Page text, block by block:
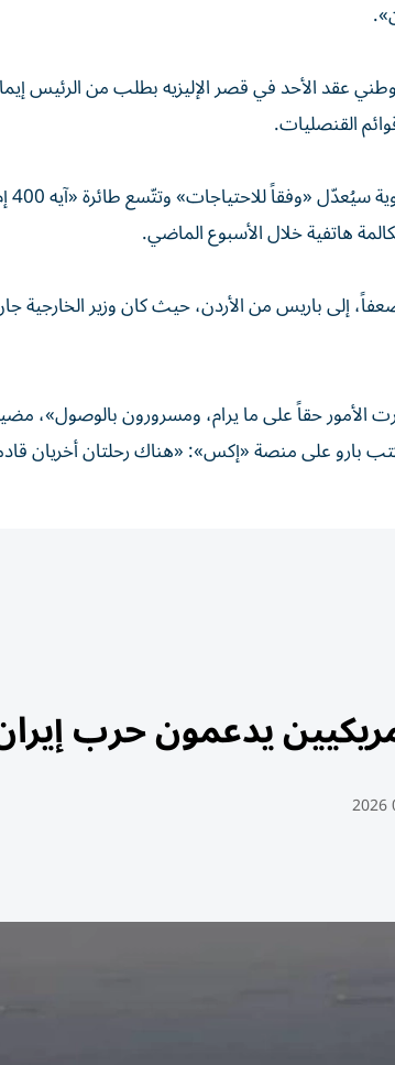
عقد الأحد في قصر الإليزيه بطلب من الرئيس
الأكثر ضعفاً، إلى باريس من الأردن، حيث كان وزير
الأمور حقاً على ما يرام، ومسرورون بالوصول»،
على منصة «إكس»: «هناك رحلتان أخريان